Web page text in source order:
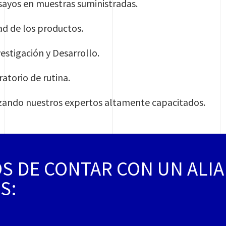
en muestras suministradas.
de los productos.
y Desarrollo.
de rutina.
nuestros expertos altamente capacitados.
DE CONTAR CON UN